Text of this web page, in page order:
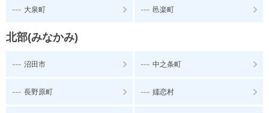
--- 大泉町 --- 邑楽町
北部(みなかみ)
--- 沼田市 --- 中之条町
--- 長野原町 --- 嬬恋村